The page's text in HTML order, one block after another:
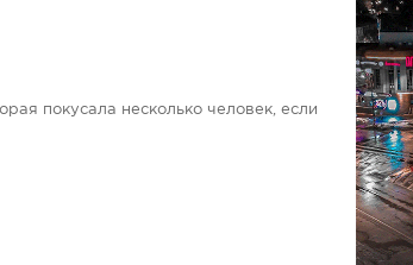
покусала несколько человек, если